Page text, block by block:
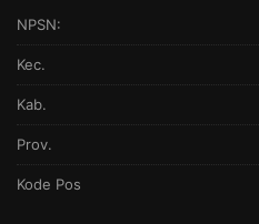
NPSN:
Kec.
Kab.
Prov.
Kode Pos